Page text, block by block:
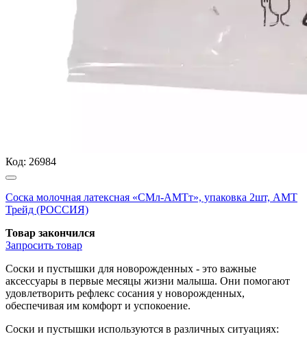
Код: 26984
Соска молочная латексная «СМл-АМТт», упаковка 2шт, АМТ
Трейд (РОССИЯ)
Товар закончился
Запросить товар
Соски и пустышки для новорожденных - это важные
аксессуары в первые месяцы жизни малыша. Они помогают
удовлетворить рефлекс сосания у новорожденных,
обеспечивая им комфорт и успокоение.
Соски и пустышки используются в различных ситуациях: